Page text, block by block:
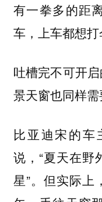
有一拳多的距
车，上车都想打
吐槽完不可开
景天窗也同样需
比亚迪宋的车
说，“夏天在野
星”。但实际上